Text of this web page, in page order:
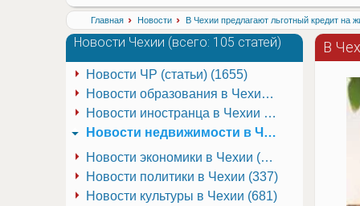
Главная › Новости › В Чехии предлагают льготный кредит на
В
Новости Чехии (всего: 105 статей)
Новости иностранца в Чехии (223)
Новости культуры в Чехии (681)
Новости недвижимости в Чехии (337)
Новости образования в Чехии (251)
Новости политики в Чехии (337)
Новости ЧР (статьи) (1655)
Новости экономики в Чехии (941)